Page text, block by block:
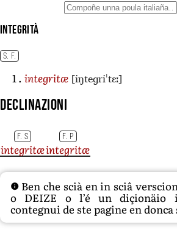
integrità
S. F.
integritæ [iŋteɡriˈtɛː]
Declinazioni
F. S F. P
integritæintegritæ
Ben che scià en in sciâ
o DEIZE o l’é un diçionäio
contegnui de ste pagine en